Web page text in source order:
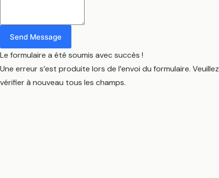
Send Message
Le formulaire a été soumis avec succès !
Une erreur s’est produite lors de l’envoi du formulaire. Veuillez
vérifier à nouveau tous les champs.